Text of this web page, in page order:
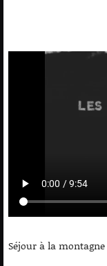
Séjour à la montagne